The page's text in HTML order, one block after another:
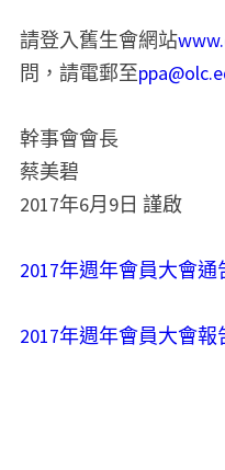
請登入舊生會網站
問，請電郵至
幹事會會長
蔡美碧
2017年6月9日 謹啟
2017年週年會員大會通
2017年週年會員大會報